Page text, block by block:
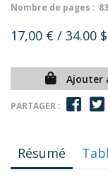
Nombre de pages : 83
17,00 € / 34.00
Ajouter
PARTAGER :
Résumé